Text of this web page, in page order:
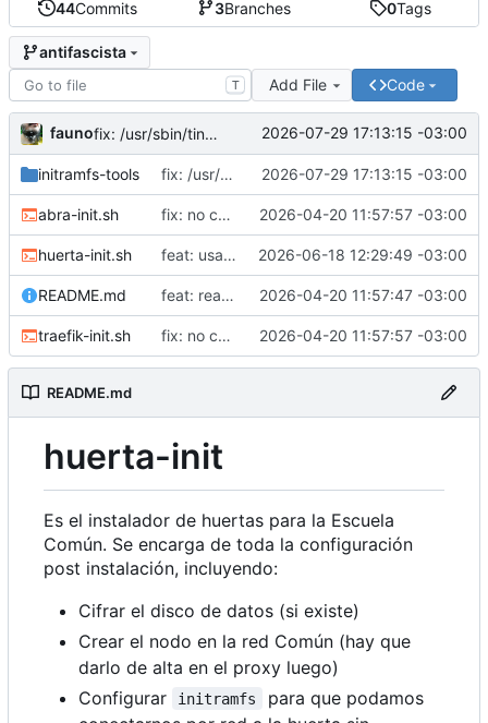
44Commits 3Branches 0Tags
antifascista
T Add File Code
fauno fix: /usr/sbin/tinc no existe 2026-07-29 17:13:15 -03:00
initramfs-tools fix: /usr/sbin/tinc no existe 2026-07-29 17:13:15 -03:00
abra-init.sh fix: no correr como root 2026-04-20 11:57:57 -03:00
huerta-init.sh feat: usar proveedores alternativos de dns 2026-06-18 12:29:49 -03:00
README.md feat: readme 2026-04-20 11:57:47 -03:00
traefik-init.sh fix: no correr como root 2026-04-20 11:57:57 -03:00
README.md
huerta-init
Es el instalador de huertas para la Escuela
Común. Se encarga de toda la configuración
post instalación, incluyendo:
Cifrar el disco de datos (si existe)
Crear el nodo en la red Común (hay que
darlo de alta en el proxy luego)
Configurar
initramfs
para que podamos